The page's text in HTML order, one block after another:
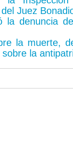
Juez
la denuncia
la muerte,
la